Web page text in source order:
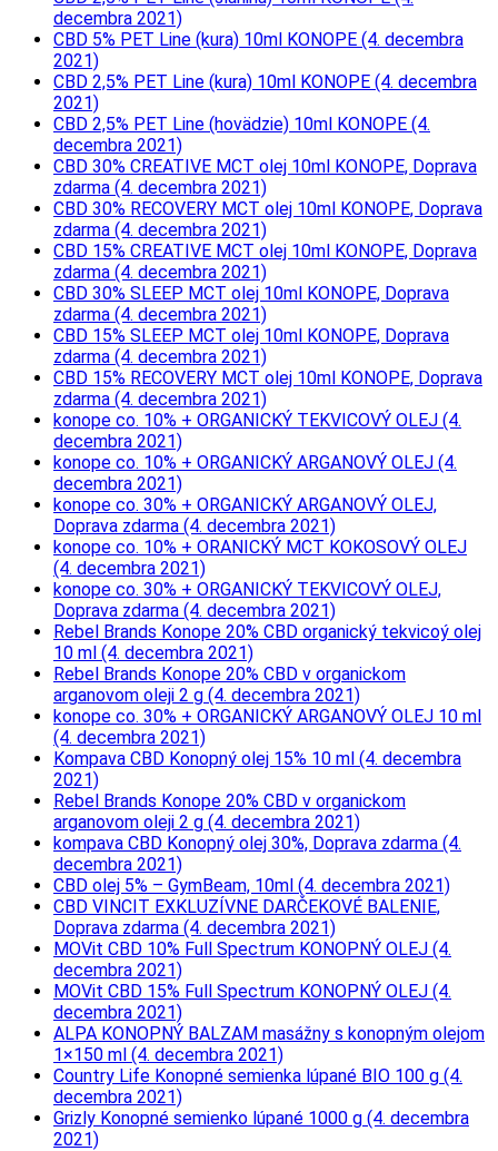
decembra 2021)
CBD 5% PET Line (kura) 10ml KONOPE (4. decembra
2021)
CBD 2,5% PET Line (kura) 10ml KONOPE (4. decembra
2021)
CBD 2,5% PET Line (hovädzie) 10ml KONOPE (4.
decembra 2021)
CBD 30% CREATIVE MCT olej 10ml KONOPE, Doprava
zdarma (4. decembra 2021)
CBD 30% RECOVERY MCT olej 10ml KONOPE, Doprava
zdarma (4. decembra 2021)
CBD 15% CREATIVE MCT olej 10ml KONOPE, Doprava
zdarma (4. decembra 2021)
CBD 30% SLEEP MCT olej 10ml KONOPE, Doprava
zdarma (4. decembra 2021)
CBD 15% SLEEP MCT olej 10ml KONOPE, Doprava
zdarma (4. decembra 2021)
CBD 15% RECOVERY MCT olej 10ml KONOPE, Doprava
zdarma (4. decembra 2021)
konope co. 10% + ORGANICKÝ TEKVICOVÝ OLEJ (4.
decembra 2021)
konope co. 10% + ORGANICKÝ ARGANOVÝ OLEJ (4.
decembra 2021)
konope co. 30% + ORGANICKÝ ARGANOVÝ OLEJ,
Doprava zdarma (4. decembra 2021)
konope co. 10% + ORANICKÝ MCT KOKOSOVÝ OLEJ
(4. decembra 2021)
konope co. 30% + ORGANICKÝ TEKVICOVÝ OLEJ,
Doprava zdarma (4. decembra 2021)
Rebel Brands Konope 20% CBD organický tekvicoý olej
10 ml (4. decembra 2021)
Rebel Brands Konope 20% CBD v organickom
arganovom oleji 2 g (4. decembra 2021)
konope co. 30% + ORGANICKÝ ARGANOVÝ OLEJ 10 ml
(4. decembra 2021)
Kompava CBD Konopný olej 15% 10 ml (4. decembra
2021)
Rebel Brands Konope 20% CBD v organickom
arganovom oleji 2 g (4. decembra 2021)
kompava CBD Konopný olej 30%, Doprava zdarma (4.
decembra 2021)
CBD olej 5% – GymBeam, 10ml (4. decembra 2021)
CBD VINCIT EXKLUZÍVNE DARČEKOVÉ BALENIE,
Doprava zdarma (4. decembra 2021)
MOVit CBD 10% Full Spectrum KONOPNÝ OLEJ (4.
decembra 2021)
MOVit CBD 15% Full Spectrum KONOPNÝ OLEJ (4.
decembra 2021)
ALPA KONOPNÝ BALZAM masážny s konopným olejom
1×150 ml (4. decembra 2021)
Country Life Konopné semienka lúpané BIO 100 g (4.
decembra 2021)
Grizly Konopné semienko lúpané 1000 g (4. decembra
2021)